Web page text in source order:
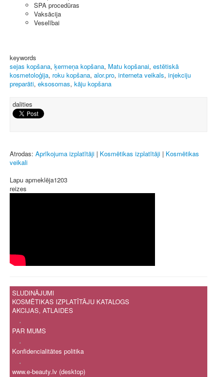
SPA procedūras
Vaksācija
Veselībai
keywords
sejas kopšana, ķermeņa kopšana, Matu kopšanai, estētiskā
kosmetoloģija, roku kopšana, alor.pro, interneta veikals, injekciju
preparāti, eksosomas, kāju kopšana
dalities
Atrodas: Aprīkojuma izplatītāji | Kosmētikas izplatītāji | Kosmētikas
veikali
Lapu apmeklēja1203
reizes
SLUDINĀJUMI
KOSMĒTIKAS IZPLATĪTĀJU KATALOGS
AKCIJAS, ATLAIDES
.
PAR MUMS
.
Konfidencialitātes politika
.
www.e-beauty.lv (desktop)